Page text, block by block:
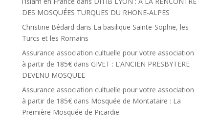
DES MOSQUÉES TURQUES DU RHONE-ALPES
Christine Bédard dans La basilique Sainte-Sophie, les
Turcs et les Romains
Assurance association cultuelle pour votre association
à partir de 185€dans GIVET : L’ANCIEN PRESBYTERE
DEVENU MOSQUEE
Assurance association cultuelle pour votre association
à partir de 185€dans Mosquée de Montataire : La
Première Mosquée de Picardie